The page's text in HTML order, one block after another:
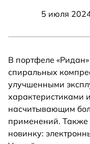
5 июля
В портфеле
спиральных
улучшенными
характеристиками
насчитывающим
применений. Также
новинку: